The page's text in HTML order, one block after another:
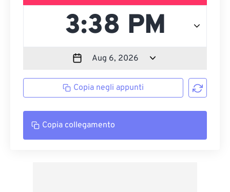
Copia negli appunti
Copia collegamento